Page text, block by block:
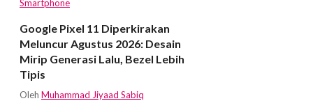
Smartphone
Google Pixel 11 Diperkirakan
Meluncur Agustus 2026: Desain
Mirip Generasi Lalu, Bezel Lebih
Tipis
Oleh Muhammad Jiyaad Sabiq